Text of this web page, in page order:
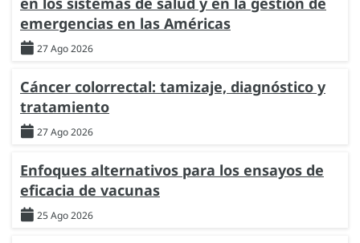
emergencias en las Américas
27 Ago 2026
Cáncer colorrectal: tamizaje, diagnóstico y
tratamiento
27 Ago 2026
Enfoques alternativos para los ensayos de
eficacia de vacunas
25 Ago 2026